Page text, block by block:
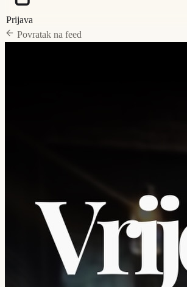
Prijava
Povratak na feed